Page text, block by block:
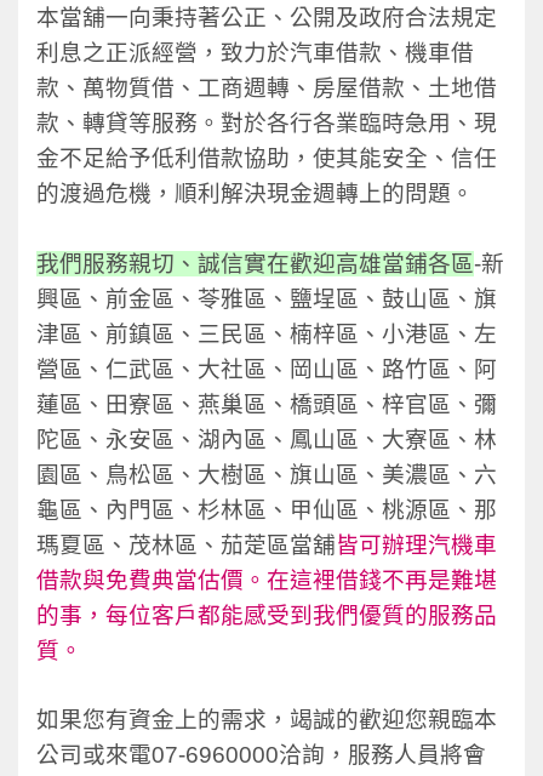
本當舖一向秉持著公正、公開及政府合法規定
利息之正派經營，致力於汽車借款、機車借
款、萬物質借、工商週轉、房屋借款、土地借
款 、 轉貸等服務。對於各行各業臨時急用、現
金不足給予低利借款協助，使其能安全、信任
的渡過危機，順利解決現金週轉上的問題。
我們服務親切、誠信實在歡迎高雄當鋪各區-新
興區、前金區、苓雅區、鹽埕區、鼓山區、旗
津區、前鎮區、三民區、楠梓區、小港區、左
營區、仁武區、大社區、岡山區、路竹區、阿
蓮區、田寮區、燕巢區、橋頭區、梓官區、彌
陀區、永安區、湖內區、鳳山區、大寮區、林
園區、鳥松區、大樹區、旗山區、美濃區、六
龜區、內門區、杉林區、甲仙區、桃源區、那
瑪夏區、茂林區、茄萣區當舖皆可辦理汽機車
借款與免費典當估價。在這裡借錢不再是難堪
的事，每位客戶都能感受到我們優質的服務品
質。
如果您有資金上的需求，竭誠的歡迎您親臨本
公司或來電07-6960000洽詢，服務人員將會